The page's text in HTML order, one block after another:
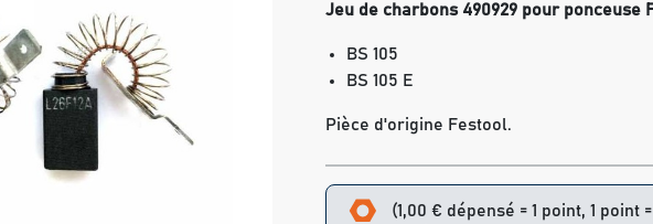
Jeu de charbons 490929 pour ponceuse
BS 105
BS 105 E
Pièce d'origine Festool.
(1,00 € dépensé = 1 point, 1 point